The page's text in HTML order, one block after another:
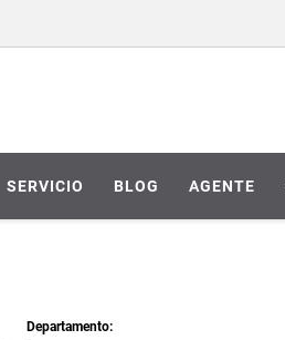
SERVICIO BLOG AGENTE
Departamento: